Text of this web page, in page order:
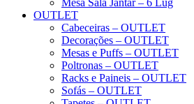
OUTLET
Cabeceiras – OUTLET
Decorações – OUTLET
Mesas e Puffs – OUTLET
Poltronas – OUTLET
Racks e Paineis – OUTLET
Sofás – OUTLET